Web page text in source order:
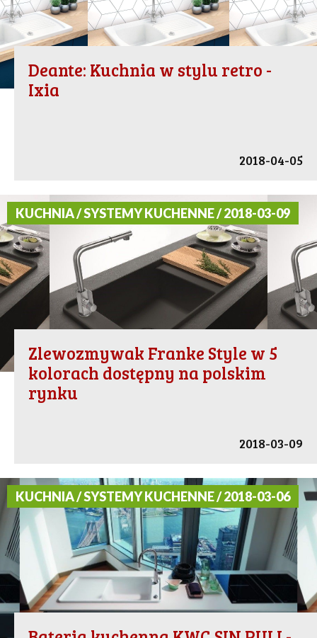
Deante: Kuchnia w stylu retro -
Ixia
2018-04-05
KUCHNIA / SYSTEMY KUCHENNE / 2018-03-09
Zlewozmywak Franke Style w 5
kolorach dostępny na polskim
rynku
2018-03-09
KUCHNIA / SYSTEMY KUCHENNE / 2018-03-06